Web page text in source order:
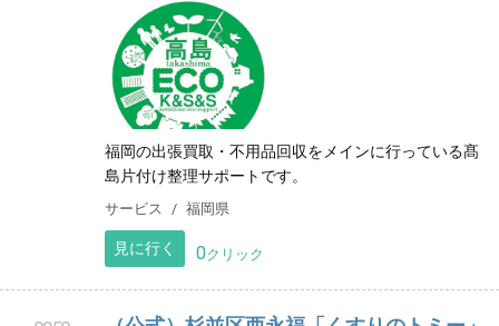
福岡の出張買取・不用品回収をメインに行っている髙
島片付け整理サポートです。
サービス 福岡県
見に行く 0クリック